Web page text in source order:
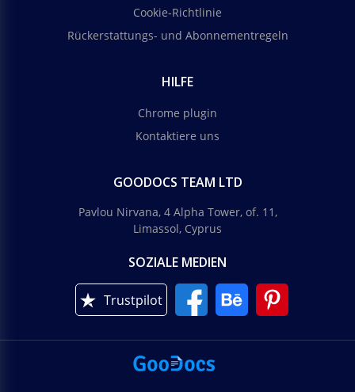
Cookie-Richtlinie
Rückerstattungs- und Abonnementregeln
HILFE
Chrome plugin
Kontaktiere uns
GOODOCS TEAM LTD
Pavlou Nirvana, 4 Alpha Tower, of. 11,
Limassol, Cyprus
SOZIALE MEDIEN
Trustpilot